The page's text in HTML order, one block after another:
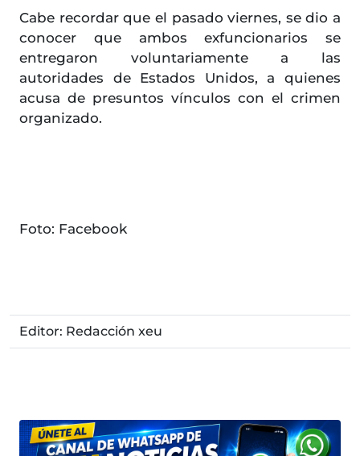
Cabe recordar que el pasado viernes, se dio a
conocer que ambos exfuncionarios se
entregaron voluntariamente a las
autoridades de Estados Unidos, a quienes
acusa de presuntos vínculos con el crimen
organizado.
Foto: Facebook
Editor: Redacción xeu